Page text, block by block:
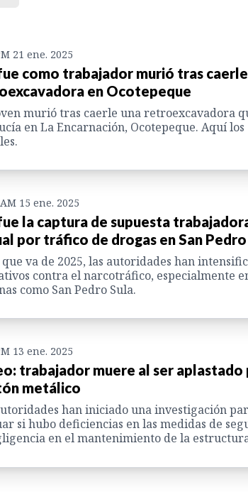
21 ene. 2025
como trabajador murió tras caerle
en Ocotepeque
murió tras caerle una retroexcavadora
en La Encarnación, Ocotepeque. Aquí los
15 ene. 2025
la captura de supuesta
por tráfico de drogas en San Pedro
va de 2025, las autoridades han
contra el narcotráfico, especialmente
como San Pedro Sula.
13 ene. 2025
trabajador muere al ser aplastado
metálico
han iniciado una investigación
si hubo deficiencias en las medidas de
en el mantenimiento de la